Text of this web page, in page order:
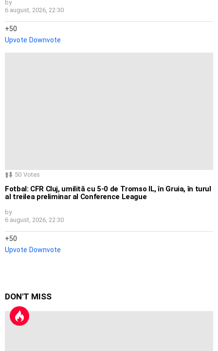
by
6 august, 2026, 22:30
50
Upvote Downvote
50 Votes
Fotbal: CFR Cluj, umilită cu 5-0 de Tromso IL, în Gruia, în turul
al treilea preliminar al Conference League
by
6 august, 2026, 22:30
50
Upvote Downvote
DON'T MISS